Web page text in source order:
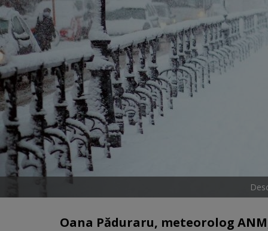
Oana Păduraru, meteorolog